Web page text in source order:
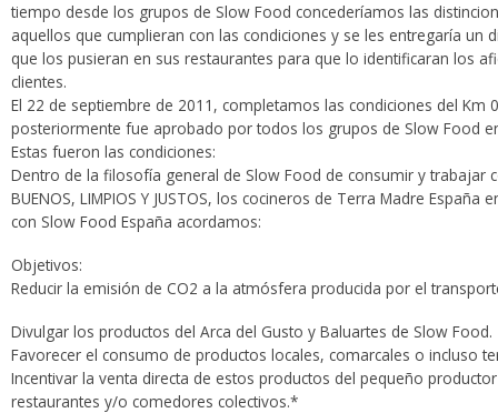
tiempo desde los grupos de Slow Food concederíamos las
aquellos que cumplieran con las condiciones y se les entregaría un
que los pusieran en sus restaurantes para que lo identificaran los
clientes.
El 22 de septiembre de 2011, completamos las condiciones del Km
posteriormente fue aprobado por todos los grupos de Slow Food
Estas fueron las condiciones:
Dentro de la filosofía general de Slow Food de consumir y trabajar
BUENOS, LIMPIOS Y JUSTOS, los cocineros de Terra Madre España
con Slow Food España acordamos:
Objetivos:
Reducir la emisión de CO2 a la atmósfera producida por el
Divulgar los productos del Arca del Gusto y Baluartes de Slow Food.
Favorecer el consumo de productos locales, comarcales o incluso
Incentivar la venta directa de estos productos del pequeño
restaurantes y/o comedores colectivos.*